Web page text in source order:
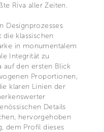
Riva aller Zeiten.
Designprozesses
klassischen
in monumentalem
Integrität zu
auf den ersten Blick
Proportionen,
klaren Linien der
Details
hervorgehoben
dem Profil dieses